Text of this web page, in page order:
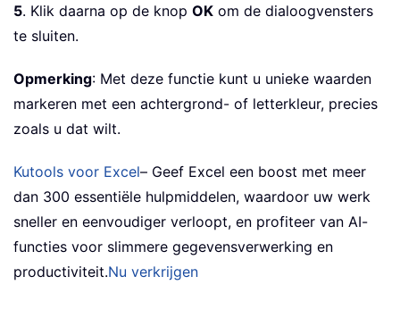
5. Klik daarna op de knop OK om de dialoogvensters
te sluiten.
Opmerking: Met deze functie kunt u unieke waarden
markeren met een achtergrond- of letterkleur, precies
zoals u dat wilt.
Kutools voor Excel– Geef Excel een boost met meer
dan 300 essentiële hulpmiddelen, waardoor uw werk
sneller en eenvoudiger verloopt, en profiteer van AI-
functies voor slimmere gegevensverwerking en
productiviteit.Nu verkrijgen